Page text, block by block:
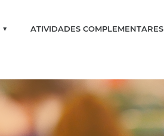
▼ ATIVIDADES COMPLEMENTARES